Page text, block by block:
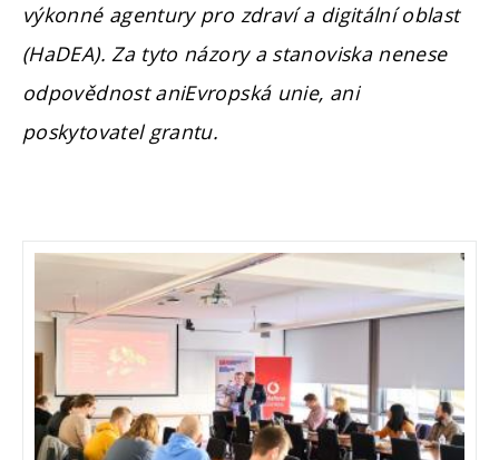
výkonné agentury pro zdraví a digitální oblast
(HaDEA). Za tyto názory a stanoviska nenese
odpovědnost aniEvropská unie, ani
poskytovatel grantu.